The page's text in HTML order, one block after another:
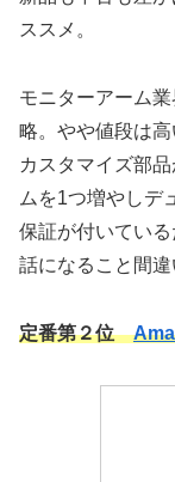
ススメ。
モニターアーム
略。やや値段は
カスタマイズ部
ムを1つ増やしデ
保証が付いてい
話になること間違
定番第２位